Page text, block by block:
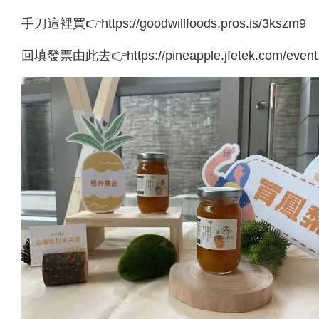
手刀這裡買👉https://goodwillfoods.pros.is/3kszm9
回填發票由此去👉https://pineapple.jfetek.com/